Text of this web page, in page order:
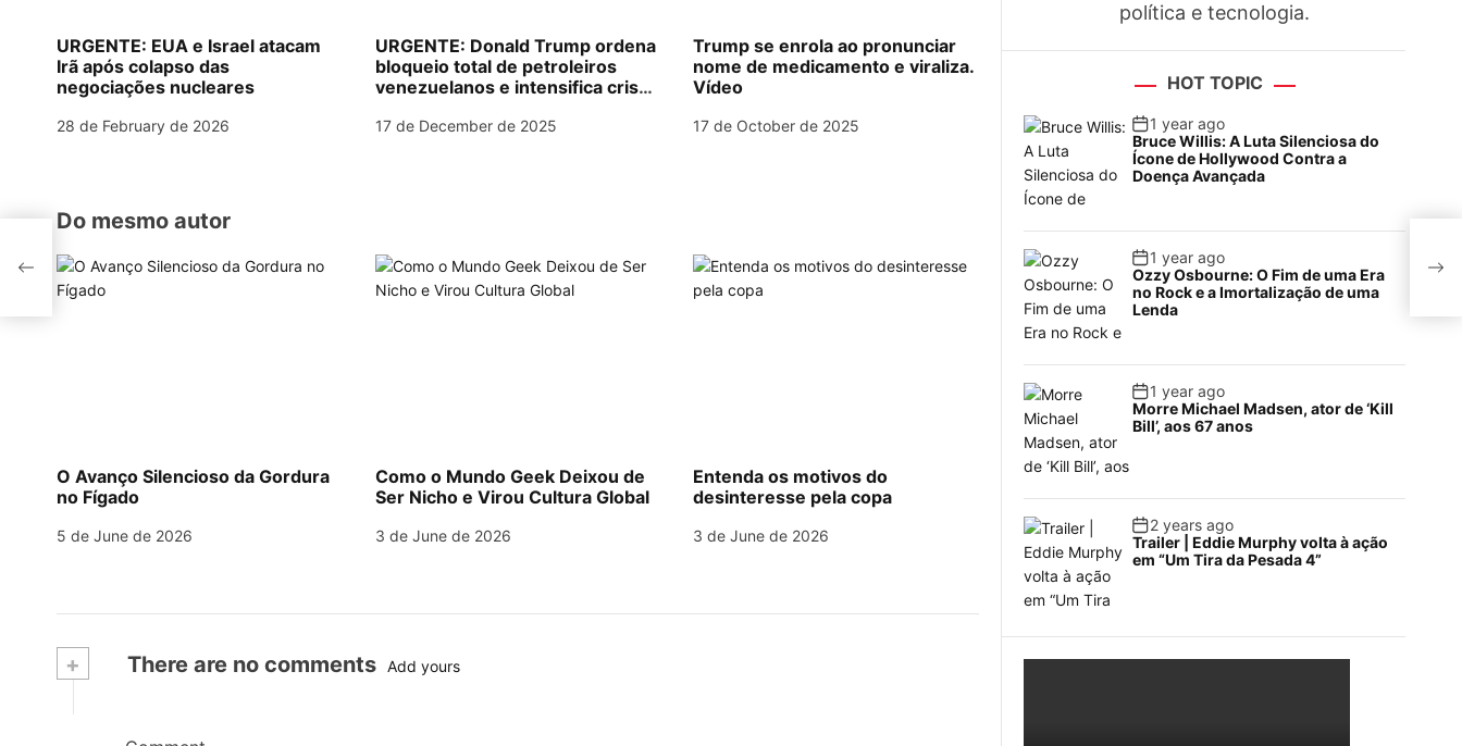
a
t
i
n
URGENTE: EUA e Israel atacam
Irã após colapso das
negociações nucleares
28 de February de 2026
URGENTE: Donald Trump ordena
bloqueio total de petroleiros
venezuelanos e intensifica crise
17 de December de 2025
Trump se enrola ao pronunciar
nome de medicamento e viraliza.
Vídeo
17 de October de 2025
Do mesmo autor
O Avanço Silencioso da Gordura
no Fígado
5 de June de 2026
Como o Mundo Geek Deixou de
Ser Nicho e Virou Cultura Global
3 de June de 2026
Entenda os motivos do
desinteresse pela copa
3 de June de 2026
+ There are no comments Add yours
política e tecnologia.
HOT TOPIC
1 year ago
Bruce Willis: A Luta Silenciosa do
Ícone de Hollywood Contra a
Doença Avançada
1 year ago
Ozzy Osbourne: O Fim de uma Era
no Rock e a Imortalização de uma
Lenda
1 year ago
Morre Michael Madsen, ator de ‘Kill
Bill’, aos 67 anos
2 years ago
Trailer | Eddie Murphy volta à ação
em “Um Tira da Pesada 4”